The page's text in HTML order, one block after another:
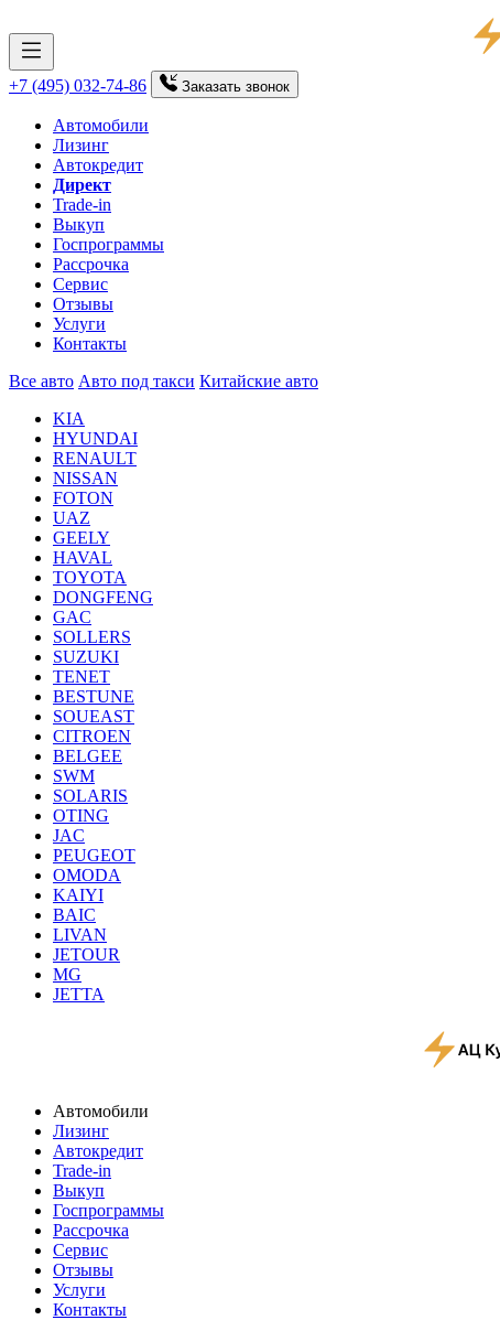
+7 (495) 032-74-86 Заказать звонок
Автомобили
Лизинг
Автокредит
Директ
Trade-in
Выкуп
Госпрограммы
Рассрочка
Сервис
Отзывы
Услуги
Контакты
Все авто Авто под такси Китайские авто
KIA
HYUNDAI
RENAULT
NISSAN
FOTON
UAZ
GEELY
HAVAL
TOYOTA
DONGFENG
GAC
SOLLERS
SUZUKI
TENET
BESTUNE
SOUEAST
CITROEN
BELGEE
SWM
SOLARIS
OTING
JAC
PEUGEOT
OMODA
KAIYI
BAIC
LIVAN
JETOUR
MG
JETTA
Автомобили
Лизинг
Автокредит
Trade-in
Выкуп
Госпрограммы
Рассрочка
Сервис
Отзывы
Услуги
Контакты